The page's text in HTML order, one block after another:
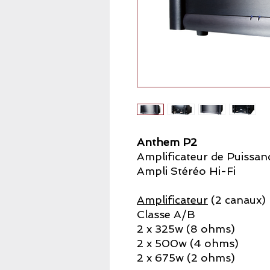
Anthem P2
Amplificateur de
Ampli Stéréo Hi-Fi
Amplificateur (2 canaux)
Classe A/B
2 x 325w (8 ohms)
2 x 500w (4 ohms)
2 x 675w (2 ohms)